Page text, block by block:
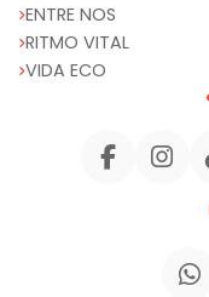
ENTRE NOS
RITMO VITAL
VIDA ECO